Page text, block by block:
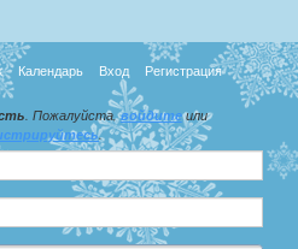
Календарь Вход Регистрация
. Пожалуйста,войдитеили
.